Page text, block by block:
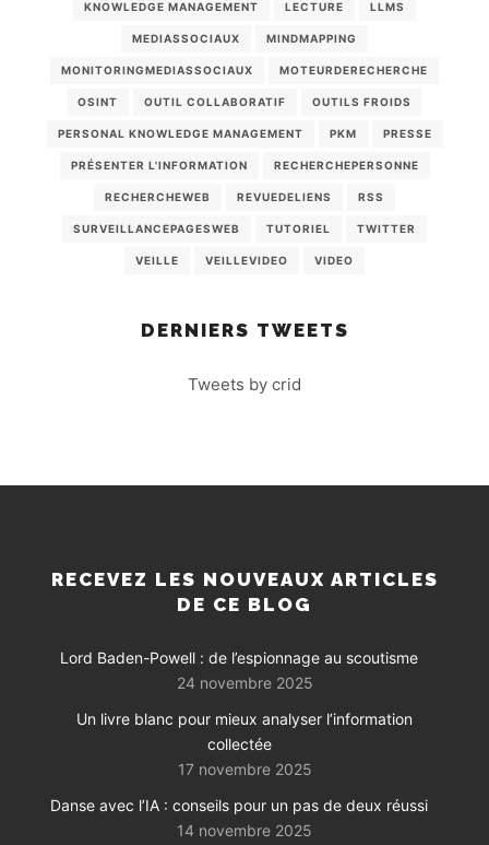
KNOWLEDGE MANAGEMENT LECTURE LLMS
MEDIASSOCIAUX MINDMAPPING
MONITORINGMEDIASSOCIAUX MOTEURDERECHERCHE
OSINT OUTIL COLLABORATIF OUTILS FROIDS
PERSONAL KNOWLEDGE MANAGEMENT PKM PRESSE
PRÉSENTER L'INFORMATION RECHERCHEPERSONNE
RECHERCHEWEB REVUEDELIENS RSS
SURVEILLANCEPAGESWEB TUTORIEL TWITTER
VEILLE VEILLEVIDEO VIDEO
DERNIERS TWEETS
Tweets by crid
RECEVEZ LES NOUVEAUX ARTICLES
DE CE BLOG
Lord Baden-Powell : de l’espionnage au scoutisme
24 novembre 2025
Un livre blanc pour mieux analyser l’information
collectée
17 novembre 2025
Danse avec l’IA : conseils pour un pas de deux réussi
14 novembre 2025